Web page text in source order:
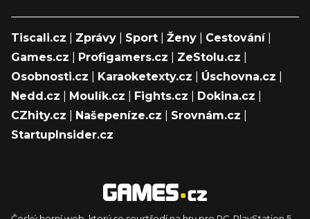
Tiscali.cz Zprávy Sport Ženy Cestování|
Games.cz
Profigamers.cz ZeStolu.cz
Osobnosti.cz
Karaoketexty.cz Úschovna.cz
Nedd.cz
Moulík.cz Fights.cz Dokina.cz
CZhity.cz
Našepeníze.cz Srovnám.cz
StartupInsider.cz